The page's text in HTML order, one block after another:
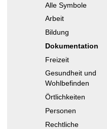
Alle Symbole
Arbeit
Bildung
Dokumentation
Freizeit
Gesundheit und
Wohlbefinden
Örtlichkeiten
Personen
Rechtliche